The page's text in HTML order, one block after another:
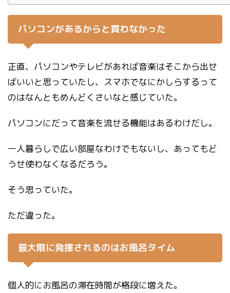
パソコンがあるからと買わなかった
正直、パソコンやテレビがあれば音楽はそこから出せ
ばいいと思っていたし、スマホでなにかしらするって
のはなんともめんどくさいなと感じていた。
パソコンにだって音楽を流せる機能はあるわけだし。
一人暮らしで広い部屋なわけでもないし、あってもど
うせ使わなくなるだろう。
そう思っていた。
ただ違った。
最大限に発揮されるのはお風呂タイム
個人的にお風呂の滞在時間が格段に増えた。